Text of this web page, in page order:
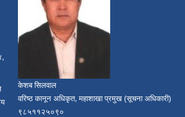
केशब सिलवाल
वरिष्ठ कानून अधिकृत, महाशाखा प्रमुख (सूचना अधिकारी)
९८५११२५०९०